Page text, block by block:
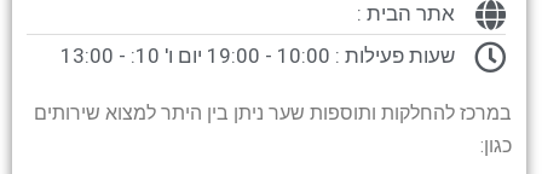
אתר הבית :
שעות פעילות : 10:00 - 19:00 יום ו' 10: - 13:00
במרכז להחלקות ותוספות שער ניתן בין היתר למצוא שירותים
כגון: